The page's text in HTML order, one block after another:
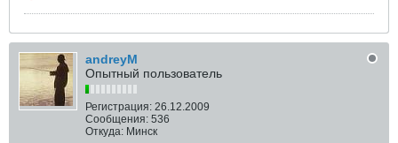
andreyM
Опытный пользователь
Регистрация: 26.12.2009
Сообщения: 536
Откуда: Минск